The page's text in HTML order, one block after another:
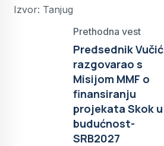
Izvor: Tanjug
Prethodna vest
Predsednik Vučić
razgovarao s
Misijom MMF o
finansiranju
projekata Skok u
budućnost-
SRB2027